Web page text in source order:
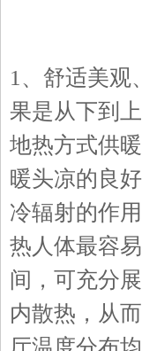
1、舒适美观
果是从下到
地热方式供
暖头凉的良
冷辐射的作
热人体最容
间，可充分
内散热，从